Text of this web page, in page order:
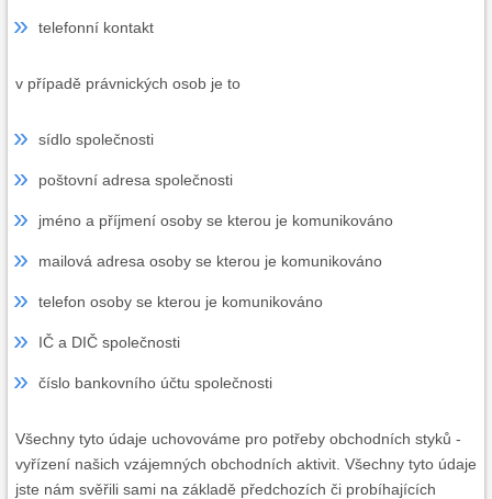
telefonní kontakt
v případě právnických osob je to
sídlo společnosti
poštovní adresa společnosti
jméno a příjmení osoby se kterou je komunikováno
mailová adresa osoby se kterou je komunikováno
telefon osoby se kterou je komunikováno
IČ a DIČ společnosti
číslo bankovního účtu společnosti
Všechny tyto údaje uchovováme pro potřeby obchodních styků -
vyřízení našich vzájemných obchodních aktivit. Všechny tyto údaje
jste nám svěřili sami na základě předchozích či probíhajících